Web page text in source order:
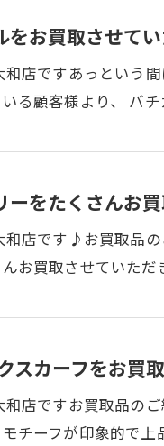
をお買取させて
和店ですあっという
る顧客様より、 バ
ーをたくさんお
和店です♪お買取品
お買取させていた
スカーフをお買
和店ですお買取品の
チーフが印象的で